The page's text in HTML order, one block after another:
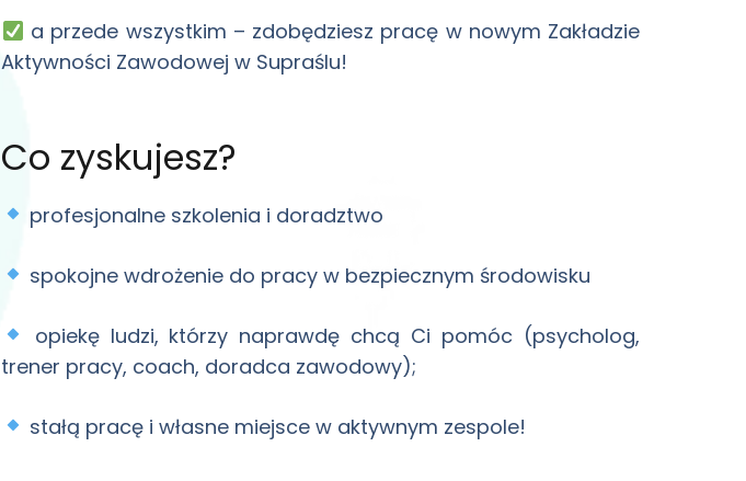
a przede wszystkim – zdobędziesz pracę w nowym Zakładzie
Aktywności Zawodowej w Supraślu!
Co zyskujesz?
profesjonalne szkolenia i doradztwo
spokojne wdrożenie do pracy w bezpiecznym środowisku
opiekę ludzi, którzy naprawdę chcą Ci pomóc (psycholog,
trener pracy, coach, doradca zawodowy);
stałą pracę i własne miejsce w aktywnym zespole!